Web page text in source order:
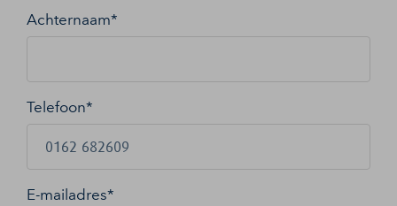
Achternaam*
Telefoon*
E-mailadres*